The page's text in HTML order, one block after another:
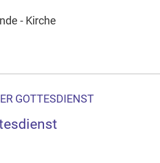
- Kirche
GOTTESDIENST